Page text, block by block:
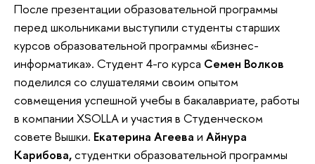
После презентации образовательной программы
перед школьниками выступили студенты старших
курсов образовательной программы «Бизнес-
информатика». Студент 4-го курса Семен Волков
поделился со слушателями своим опытом
совмещения успешной учебы в бакалавриате, работы
в компании XSOLLA и участия в Студенческом
совете Вышки. Екатерина Агеева и Айнура
Карибова,студентки образовательной программы